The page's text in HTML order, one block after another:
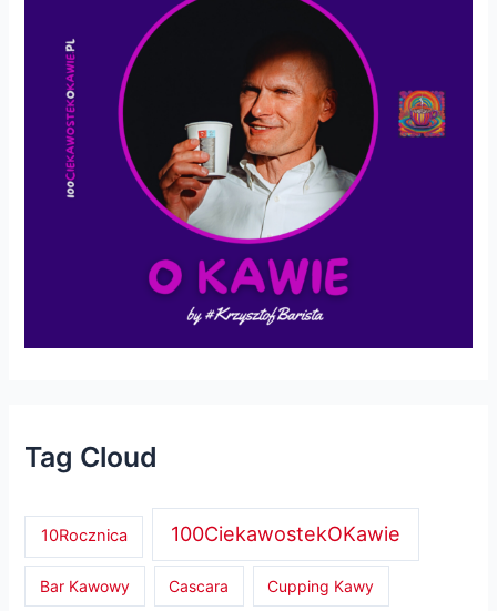
Tag Cloud
10Rocznica 100CiekawostekOKawie
Bar Kawowy Cascara Cupping Kawy